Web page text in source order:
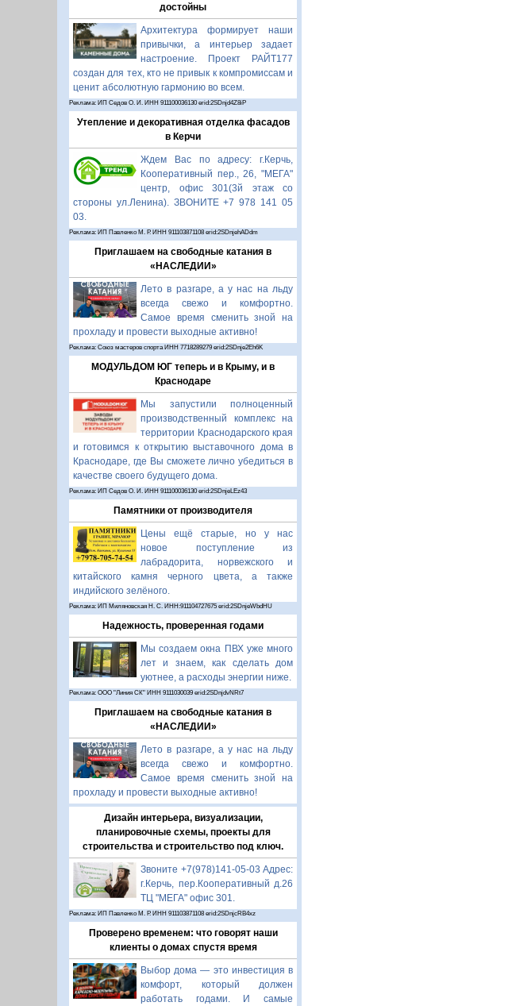
достойны
Архитектура формирует наши
привычки, а интерьер задает
настроение. Проект РАЙТ177
создан для тех, кто не привык к компромиссам и
ценит абсолютную гармонию во всем.
Реклама: ИП Седов О. И. ИНН 911100036130 erid:2SDnjd4Z8iP
Утепление и декоративная отделка фасадов
в Керчи
Ждем Вас по адресу: г.Керчь,
Кооперативный пер., 26, "МЕГА"
центр, офис 301(3й этаж со
стороны ул.Ленина). ЗВОНИТЕ +7 978 141 05
03.
Реклама: ИП Павленко М. Р. ИНН 911103871108 erid:2SDnjehADdm
Приглашаем на свободные катания в
«НАСЛЕДИИ»
Лето в разгаре, а у нас на льду
всегда свежо и комфортно.
Самое время сменить зной на
прохладу и провести выходные активно!
Реклама: Союз мастеров спорта ИНН 7718289279 erid:2SDnje2Eh6K
МОДУЛЬДОМ ЮГ теперь и в Крыму, и в
Краснодаре
Мы запустили полноценный
производственный комплекс на
территории Краснодарского края
и готовимся к открытию выставочного дома в
Краснодаре, где Вы сможете лично убедиться в
качестве своего будущего дома.
Реклама: ИП Седов О. И. ИНН 911100036130 erid:2SDnjeLEz43
Памятники от производителя
Цены ещё старые, но у нас
новое поступление из
лабрадорита, норвежского и
китайского камня черного цвета, а также
индийского зелёного.
Реклама: ИП Миляновская Н. С. ИНН:911104727675 erid:2SDnjeWbdHU
Надежность, проверенная годами
Мы создаем окна ПВХ уже много
лет и знаем, как сделать дом
уютнее, а расходы энергии ниже.
Реклама: ООО "Линия СК" ИНН 9111030039 erid:2SDnjdvNRt7
Приглашаем на свободные катания в
«НАСЛЕДИИ»
Лето в разгаре, а у нас на льду
всегда свежо и комфортно.
Самое время сменить зной на
прохладу и провести выходные активно!
Дизайн интерьера, визуализации,
планировочные схемы, проекты для
строительства и строительство под ключ.
Звоните +7(978)141-05-03 Адрес:
г.Керчь, пер.Кооперативный д.26
ТЦ "МЕГА" офис 301.
Реклама: ИП Павленко М. Р. ИНН 911103871108 erid:2SDnjcRB4xz
Проверено временем: что говорят наши
клиенты о домах спустя время
Выбор дома — это инвестиция в
комфорт, который должен
работать годами. И самые